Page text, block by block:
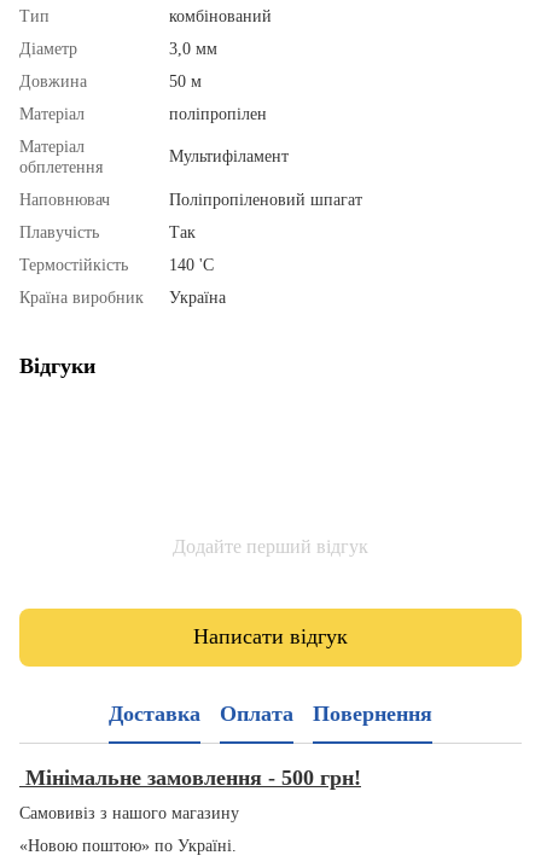
Тип
комбінований
Діаметр
3,0 мм
Довжина
50 м
Матеріал
поліпропілен
Матеріал
обплетення
Мультифіламент
Наповнювач
Поліпропіленовий шпагат
Плавучість
Так
Термостійкість
140 'С
Країна виробник
Україна
Відгуки
Додайте перший відгук
Написати відгук
Доставка Оплата Повернення
Мінімальне замовлення - 500 грн!
Самовивіз з нашого магазину
«Новою поштою» по Україні.